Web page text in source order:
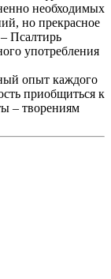
необходимых
но прекрасное
Псалтирь
употребления
опыт каждого
приобщиться к
– творениям